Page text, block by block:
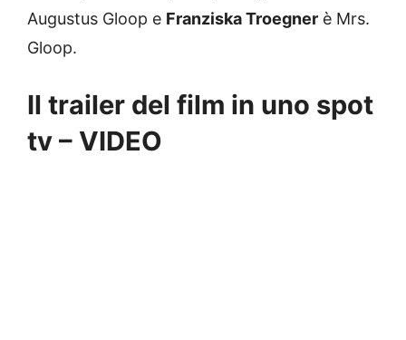
Augustus Gloop e Franziska Troegner è Mrs.
Gloop.
Il trailer del film in uno spot
tv – VIDEO